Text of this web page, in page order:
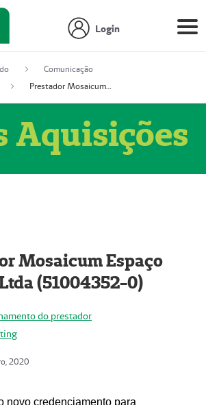
Login
Comunicação
Prestador Mosaicum Espaço Clínico Ltda (51004352-0)
Aquisições
Mosaicum Espaço
(51004352-0)
do prestador
2020
novo credenciamento para